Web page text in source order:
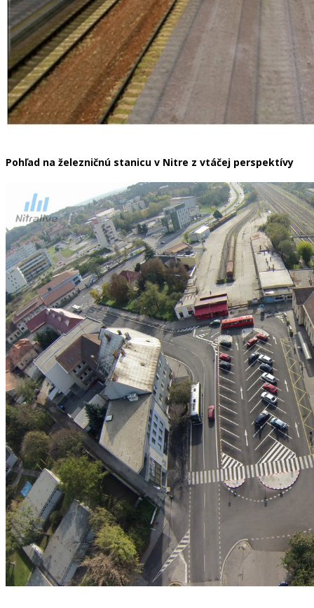
Pohľad na železničnú stanicu v Nitre z vtáčej perspektívy